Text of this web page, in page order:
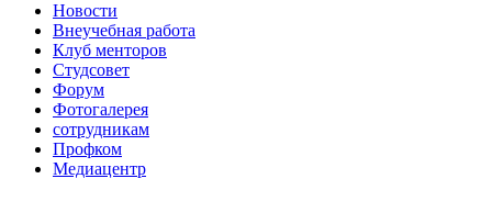
Новости
Внеучебная работа
Клуб менторов
Студсовет
Форум
Фотогалерея
сотрудникам
Профком
Медиацентр